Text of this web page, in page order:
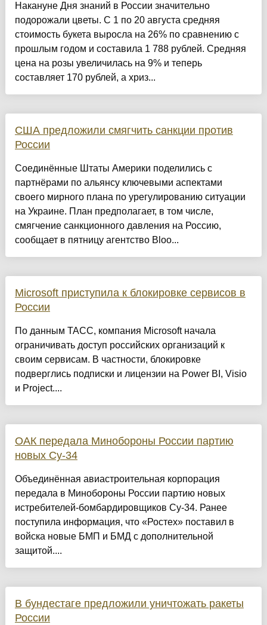
Накануне Дня знаний в России значительно
подорожали цветы. С 1 по 20 августа средняя
стоимость букета выросла на 26% по сравнению с
прошлым годом и составила 1 788 рублей. Средняя
цена на розы увеличилась на 9% и теперь
составляет 170 рублей, а хриз...
США предложили смягчить санкции против
России
Соединённые Штаты Америки поделились с
партнёрами по альянсу ключевыми аспектами
своего мирного плана по урегулированию ситуации
на Украине. План предполагает, в том числе,
смягчение санкционного давления на Россию,
сообщает в пятницу агентство Bloo...
Microsoft приступила к блокировке сервисов в
России
По данным ТАСС, компания Microsoft начала
ограничивать доступ российских организаций к
своим сервисам. В частности, блокировке
подверглись подписки и лицензии на Power BI, Visio
и Project....
ОАК передала Минобороны России партию
новых Су-34
Объединённая авиастроительная корпорация
передала в Минобороны России партию новых
истребителей-бомбардировщиков Су-34. Ранее
поступила информация, что «Ростех» поставил в
войска новые БМП и БМД с дополнительной
защитой....
В бундестаге предложили уничтожать ракеты
России